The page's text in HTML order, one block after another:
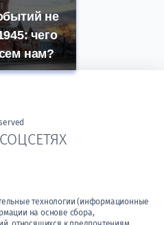
не
чего
нам?
технологии (информационные
на основе сбора,